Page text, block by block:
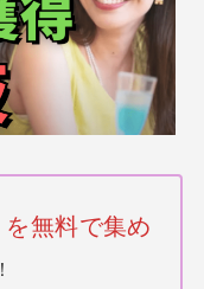
無料で集め